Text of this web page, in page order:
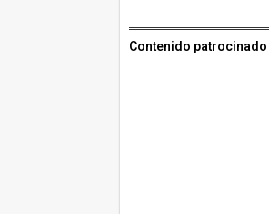
Contenido patrocinado